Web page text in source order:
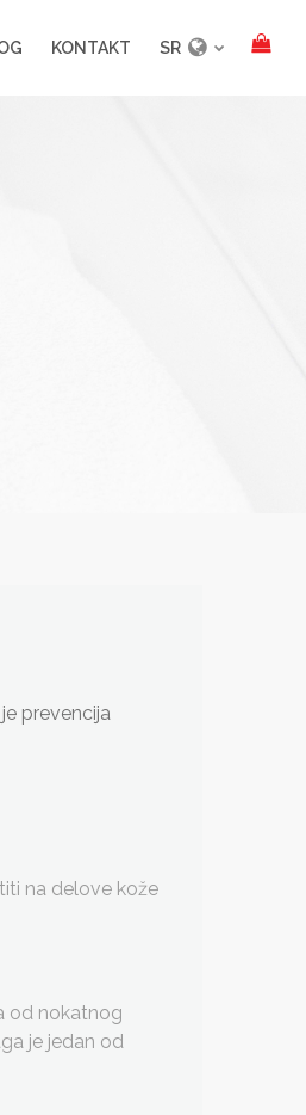
KONTAKT SR
prevencija
na delove kože
od nokatnog
je jedan od